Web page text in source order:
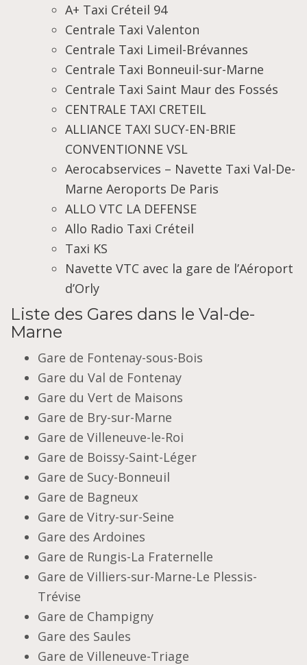
A+ Taxi Créteil 94
Centrale Taxi Valenton
Centrale Taxi Limeil-Brévannes
Centrale Taxi Bonneuil-sur-Marne
Centrale Taxi Saint Maur des Fossés
CENTRALE TAXI CRETEIL
ALLIANCE TAXI SUCY-EN-BRIE
CONVENTIONNE VSL
Aerocabservices – Navette Taxi Val-De-
Marne Aeroports De Paris
ALLO VTC LA DEFENSE
Allo Radio Taxi Créteil
Taxi KS
Navette VTC avec la gare de l’Aéroport
d’Orly
Liste des Gares dans le Val-de-
Marne
Gare de Fontenay-sous-Bois
Gare du Val de Fontenay
Gare du Vert de Maisons
Gare de Bry-sur-Marne
Gare de Villeneuve-le-Roi
Gare de Boissy-Saint-Léger
Gare de Sucy-Bonneuil
Gare de Bagneux
Gare de Vitry-sur-Seine
Gare des Ardoines
Gare de Rungis-La Fraternelle
Gare de Villiers-sur-Marne-Le Plessis-
Trévise
Gare de Champigny
Gare des Saules
Gare de Villeneuve-Triage